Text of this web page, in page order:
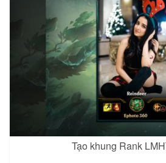
Tạo khung Rank